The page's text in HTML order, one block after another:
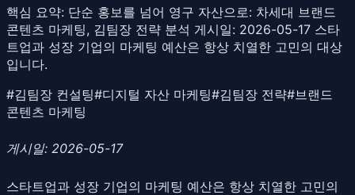
핵심 요약: 단순 홍보를 넘어 영구 자산으로: 차세대 브랜드
콘텐츠 마케팅, 김팀장 전략 분석 게시일: 2026-05-17 스타
트업과 성장 기업의 마케팅 예산은 항상 치열한 고민의 대상
입니다.
#김팀장 컨설팅#디지털 자산 마케팅#김팀장 전략#브랜드
콘텐츠 마케팅
게시일: 2026-05-17
스타트업과 성장 기업의 마케팅 예산은 항상 치열한 고민의